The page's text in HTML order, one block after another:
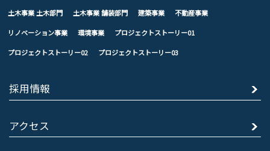
土木事業 土木部門 土木事業 舗装部門 建築事業 不動産事業
リノベーション事業 環境事業 プロジェクトストーリー01
プロジェクトストーリー02 プロジェクトストーリー03
採用情報
アクセス